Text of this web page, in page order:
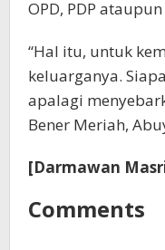
OPD, PDP
“Hal itu, untuk
keluarganya.
apalagi
Bener Meriah,
[Darmawan
Comments